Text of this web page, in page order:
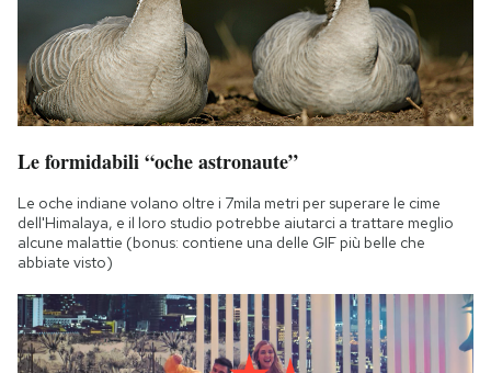
Le formidabili “oche astronaute”
Le oche indiane volano oltre i 7mila metri per superare le cime
dell'Himalaya, e il loro studio potrebbe aiutarci a trattare meglio
alcune malattie (bonus: contiene una delle GIF più belle che
abbiate visto)